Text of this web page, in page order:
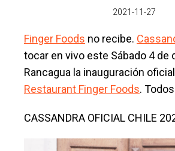
2021-11-27
Finger Foods no recibe.
tocar en vivo este Sábado 4 de
Rancagua la inauguración
Restaurant Finger Foods.
CASSANDRA OFICIAL CHILE